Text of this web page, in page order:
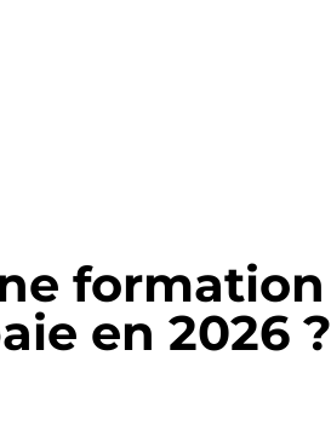
formation
en 2026 ?